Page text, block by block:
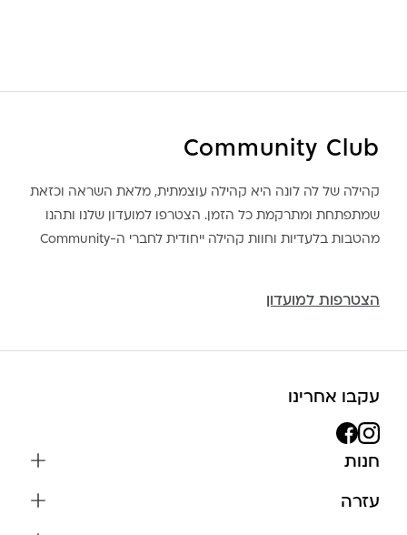
Community Club
קהילה של לה לונה היא קהילה עוצמתית, מלאת השראה וכזאת
שמתפתחת ומתרקמת כל הזמן. הצטרפו למועדון שלנו ותהנו
מהטבות בלעדיות וחוות קהילה ייחודית לחברי ה-Community
הצטרפות למועדון
עקבו אחרינו
חנות
עזרה